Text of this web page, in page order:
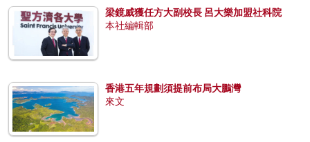
梁鏡威獲任方大副校長 呂大樂加盟社科院
本社編輯部
香港五年規劃須提前布局大鵬灣
來文